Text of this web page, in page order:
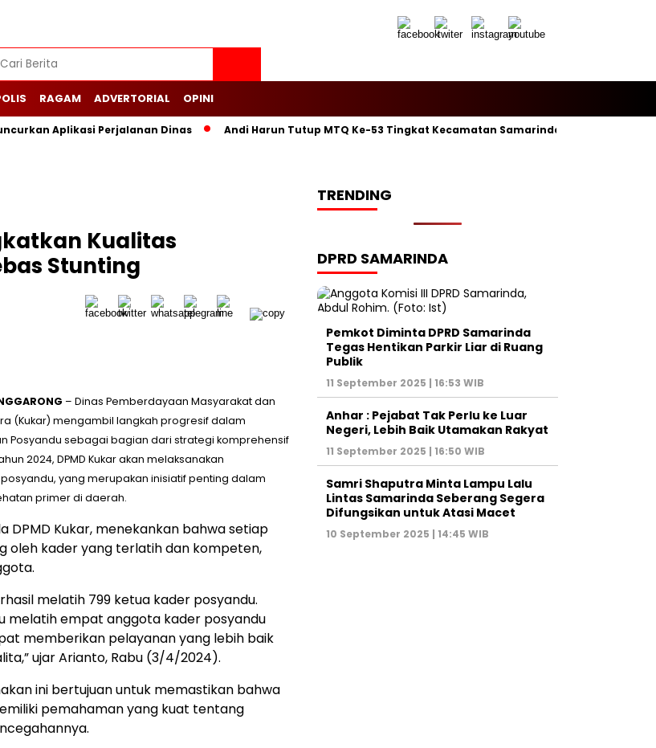
RAGAM ADVERTORIAL OPINI
Aplikasi Perjalanan Dinas Andi Harun Tutup MTQ Ke-53 Tingkat Kecamatan Samarinda Ilir, Kelurahan
Kualitas
Stunting
– Dinas Pemberdayaan Masyarakat dan
(Kukar) mengambil langkah progresif dalam
Posyandu sebagai bagian dari strategi komprehensif
2024, DPMD Kukar akan melaksanakan
yang merupakan inisiatif penting dalam
primer di daerah.
DPMD Kukar, menekankan bahwa setiap
oleh kader yang terlatih dan kompeten,
melatih 799 ketua kader posyandu.
melatih empat anggota kader posyandu
memberikan pelayanan yang lebih baik
ujar Arianto, Rabu (3/4/2024).
ini bertujuan untuk memastikan bahwa
pemahaman yang kuat tentang
TRENDING
DPRD SAMARINDA
Pemkot Diminta DPRD Samarinda
Tegas Hentikan Parkir Liar di Ruang
Publik
11 September 2025 | 16:53 WIB
Anhar : Pejabat Tak Perlu ke Luar
Negeri, Lebih Baik Utamakan Rakyat
11 September 2025 | 16:50 WIB
Samri Shaputra Minta Lampu Lalu
Lintas Samarinda Seberang Segera
Difungsikan untuk Atasi Macet
10 September 2025 | 14:45 WIB